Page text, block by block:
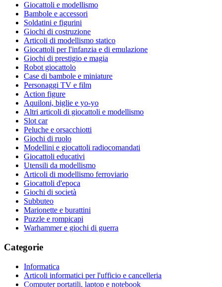
Giocattoli e modellismo
Bambole e accessori
Soldatini e figurini
Giochi di costruzione
Articoli di modellismo statico
Giocattoli per l'infanzia e di emulazione
Giochi di prestigio e magia
Robot giocattolo
Case di bambole e miniature
Personaggi TV e film
Action figure
Aquiloni, biglie e yo-yo
Altri articoli di giocattoli e modellismo
Slot car
Peluche e orsacchiotti
Giochi di ruolo
Modellini e giocattoli radiocomandati
Giocattoli educativi
Utensili da modellismo
Articoli di modellismo ferroviario
Giocattoli d'epoca
Giochi di società
Subbuteo
Marionette e burattini
Puzzle e rompicapi
Warhammer e giochi di guerra
Categorie
Informatica
Articoli informatici per l'ufficio e cancelleria
Computer portatili, laptop e notebook